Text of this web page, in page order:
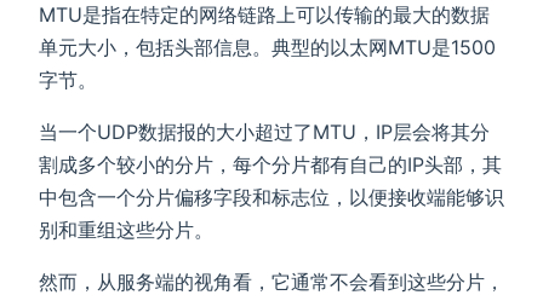
MTU是指在特定的网络链路上可以传输的最大的数据
单元大小，包括头部信息。典型的以太网MTU是1500
字节。
当一个UDP数据报的大小超过了MTU，IP层会将其分
割成多个较小的分片，每个分片都有自己的IP头部，其
中包含一个分片偏移字段和标志位，以便接收端能够识
别和重组这些分片。
然而，从服务端的视角看，它通常不会看到这些分片，